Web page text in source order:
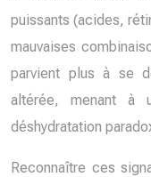
puissants (acides,
mauvaises
parvient plus à se
altérée, menant à
déshydratation
Reconnaître ces